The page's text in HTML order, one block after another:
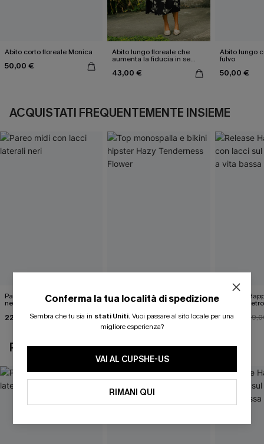
Abito corto floreale Monica
50,00 €
Abito lungo floreale che
aumenta la fiducia in se
43,00 €
Abito lungo
fulvo
50,00 €
ACQUISTATI FREQUENTEMENTE INSIEME
Pareo midi con lacci laterali
neri
22,00 €24,00 €
Top monospalla e bikini
hipster Hazy Tenderness
35,00 €
Release
lacci sul
31,00 €
POTREBBE INTERESSARTI ANCHE
Conferma la tua località di spedizione
Sembra che tu sia in stati Uniti. Vuoi passare al sito locale per una
migliore esperienza?
VAI AL CUPSHE-US
RIMANI QUI